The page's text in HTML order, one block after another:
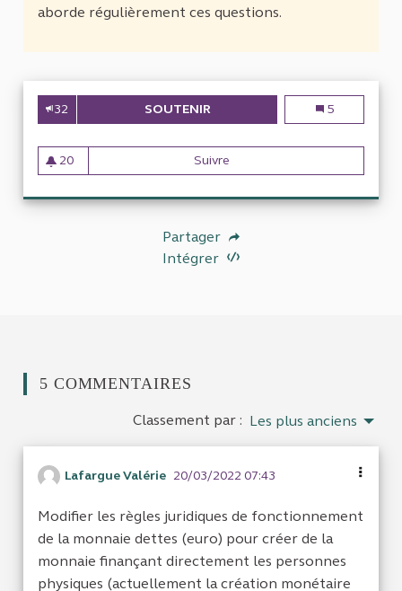
aborde régulièrement ces questions.
32 SOUTENIRLE FINANCEMENT DE
Le
5
20
20 abonnés
Suivre
Partager
Intégrer
5 COMMENTAIRES
Classement par : Les plus anciens
Lafargue Valérie 20/03/2022 07:43
Modifier les règles juridiques de fonctionnement
de la monnaie dettes (euro) pour créer de la
monnaie finançant directement les personnes
physiques (actuellement la création monétaire